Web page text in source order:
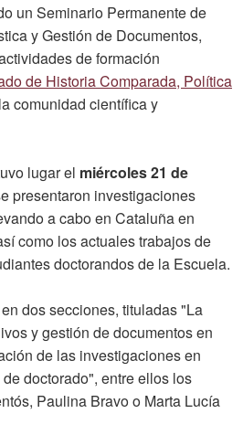
un Seminario Permanente de
y Gestión de Documentos,
de formación
de Historia Comparada, Política
comunidad científica y
lugar el miércoles 21 de
presentaron investigaciones
a cabo en Cataluña en
como los actuales trabajos de
doctorandos de la Escuela.
dos secciones, tituladas "La
y gestión de documentos en
de las investigaciones en
doctorado", entre ellos los
Paulina Bravo o Marta Lucía